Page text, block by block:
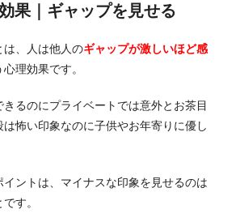
果｜ギャップを見せる
は、人は他人のギャップが激しいほど感
心理効果です。
るのにプライベートでは意外とお茶目
怖い印象なのに子供やお年寄りに優し
イントは、マイナスな印象を見せるのは
す。